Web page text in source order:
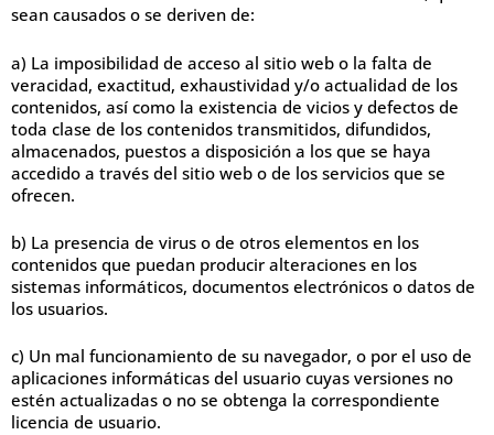
sean causados o se deriven de:
a) La imposibilidad de acceso al sitio web o la falta de
veracidad, exactitud, exhaustividad y/o actualidad de los
contenidos, así como la existencia de vicios y defectos de
toda clase de los contenidos transmitidos, difundidos,
almacenados, puestos a disposición a los que se haya
accedido a través del sitio web o de los servicios que se
ofrecen.
b) La presencia de virus o de otros elementos en los
contenidos que puedan producir alteraciones en los
sistemas informáticos, documentos electrónicos o datos de
los usuarios.
c) Un mal funcionamiento de su navegador, o por el uso de
aplicaciones informáticas del usuario cuyas versiones no
estén actualizadas o no se obtenga la correspondiente
licencia de usuario.